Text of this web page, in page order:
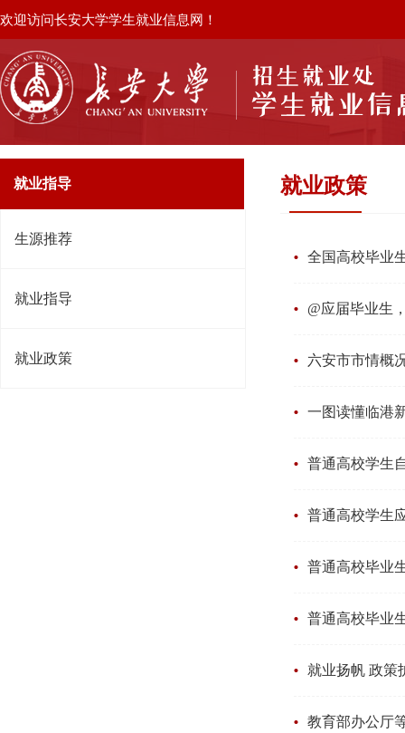
欢迎访问长安大学学生就业信息网！
就业指导
生源推荐
就业指导
就业政策
就业政策
全国高校毕业
@应届毕业生
六安市市情概
一图读懂临港
普通高校学生
普通高校学生
普通高校毕业
普通高校毕业
就业扬帆 政策
教育部办公厅